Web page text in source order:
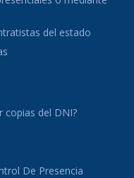
del estado
copias del DNI?
De Presencia